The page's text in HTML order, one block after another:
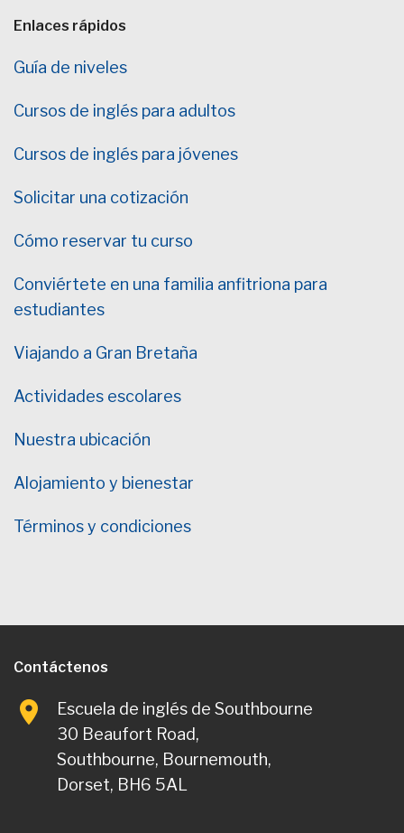
Enlaces rápidos
Guía de niveles
Cursos de inglés para adultos
Cursos de inglés para jóvenes
Solicitar una cotización
Cómo reservar tu curso
Conviértete en una familia anfitriona para
estudiantes
Viajando a Gran Bretaña
Actividades escolares
Nuestra ubicación
Alojamiento y bienestar
Términos y condiciones
Contáctenos
Escuela de inglés de Southbourne
30 Beaufort Road,
Southbourne, Bournemouth,
Dorset, BH6 5AL